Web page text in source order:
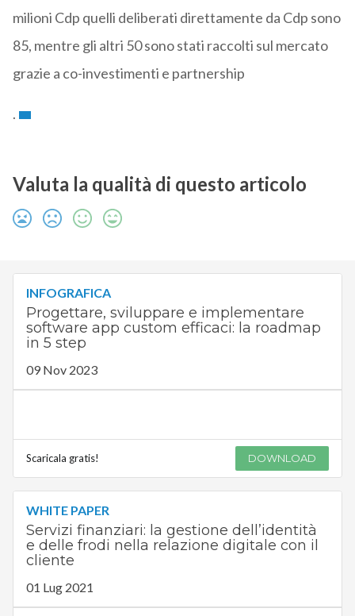
milioni Cdp quelli deliberati direttamente da Cdp sono
85, mentre gli altri 50 sono stati raccolti sul mercato
grazie a co-investimenti e partnership
.
Valuta la qualità di questo articolo
INFOGRAFICA
Progettare, sviluppare e implementare
software app custom efficaci: la roadmap
in 5 step
09 Nov 2023
Scaricala gratis! DOWNLOAD
WHITE PAPER
Servizi finanziari: la gestione dell’identità
e delle frodi nella relazione digitale con il
cliente
01 Lug 2021